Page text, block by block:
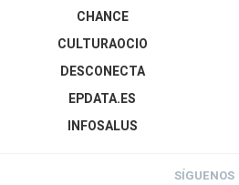
CHANCE
CULTURAOCIO
DESCONECTA
EPDATA.ES
INFOSALUS
SÍGUENOS